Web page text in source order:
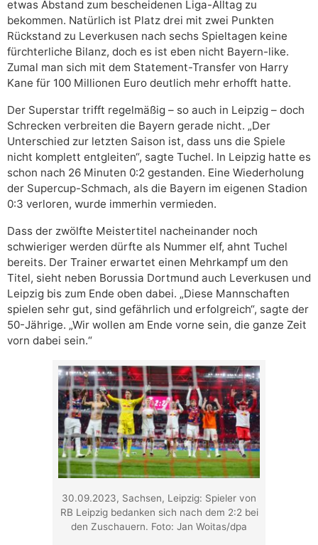
etwas Abstand zum bescheidenen Liga-Alltag zu
bekommen. Natürlich ist Platz drei mit zwei Punkten
Rückstand zu Leverkusen nach sechs Spieltagen keine
fürchterliche Bilanz, doch es ist eben nicht Bayern-like.
Zumal man sich mit dem Statement-Transfer von Harry
Kane für 100 Millionen Euro deutlich mehr erhofft hatte.
Der Superstar trifft regelmäßig – so auch in Leipzig – doch
Schrecken verbreiten die Bayern gerade nicht. „Der
Unterschied zur letzten Saison ist, dass uns die Spiele
nicht komplett entgleiten“, sagte Tuchel. In Leipzig hatte es
schon nach 26 Minuten 0:2 gestanden. Eine Wiederholung
der Supercup-Schmach, als die Bayern im eigenen Stadion
0:3 verloren, wurde immerhin vermieden.
Dass der zwölfte Meistertitel nacheinander noch
schwieriger werden dürfte als Nummer elf, ahnt Tuchel
bereits. Der Trainer erwartet einen Mehrkampf um den
Titel, sieht neben Borussia Dortmund auch Leverkusen und
Leipzig bis zum Ende oben dabei. „Diese Mannschaften
spielen sehr gut, sind gefährlich und erfolgreich“, sagte der
50-Jährige. „Wir wollen am Ende vorne sein, die ganze Zeit
vorn dabei sein.“
30.09.2023, Sachsen, Leipzig: Spieler von
RB Leipzig bedanken sich nach dem 2:2 bei
den Zuschauern. Foto: Jan Woitas/dpa